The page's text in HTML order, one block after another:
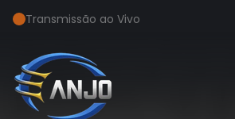
Transmissão ao Vivo